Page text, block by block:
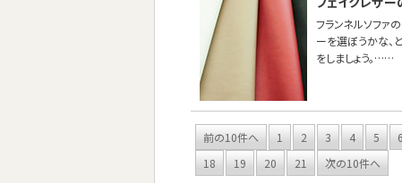
フランネルソファ
ーを選ぼうかな、
をしましょう。……
前の10件へ 1 2 3 4 5 6
18
19 20 21 次の10件へ